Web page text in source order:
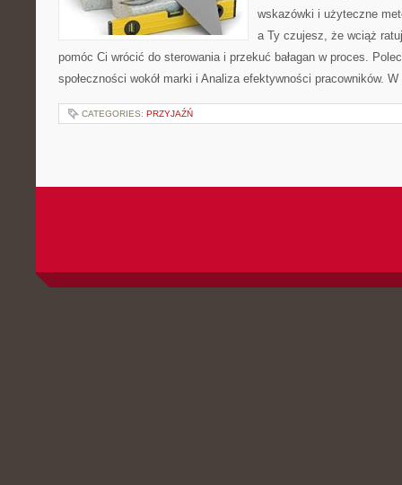
wskazówki i użyteczne
a Ty czujesz, że wciąż
pomóc Ci wrócić do sterowania i przekuć bałagan w proces.
społeczności wokół marki i Analiza efektywności pracowników.
CATEGORIES: PRZYJAŹŃ